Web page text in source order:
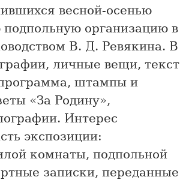
весной-осенью
организацию в
В. Д. Ревякина. В
личные вещи, текст
штампы и
«За Родину»,
Интерес
экспозиции:
комнаты, подпольной
записки, переданные